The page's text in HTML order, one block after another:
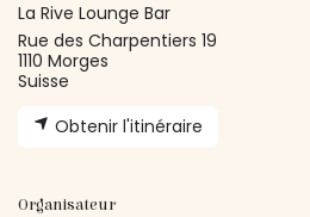
La Rive Lounge Bar
Rue des Charpentiers 19
1110 Morges
Suisse
Obtenir l'itinéraire
Organisateur